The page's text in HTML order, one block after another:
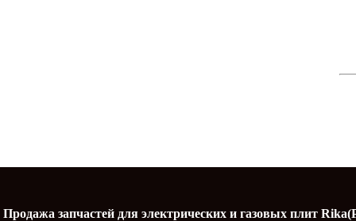
Продажа запчастей для электрических и газовых плит